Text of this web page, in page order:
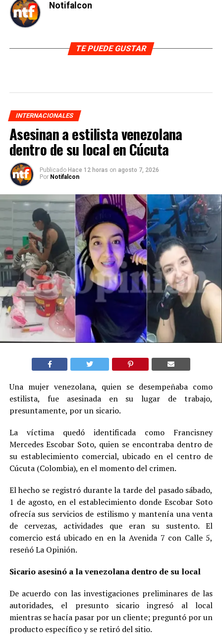
Notifalcon
TE PUEDE GUSTAR
INTERNACIONALES
Asesinan a estilista venezolana
dentro de su local en Cúcuta
Publicado Hace 12 horas on agosto 7, 2026
Por Notifalcon
Una mujer venezolana, quien se desempeñaba como
estilista, fue asesinada en su lugar de trabajo,
presuntamente, por un sicario.
La víctima quedó identificada como Francisney
Mercedes Escobar Soto, quien se encontraba dentro de
su establecimiento comercial, ubicado en el centro de
Cúcuta (Colombia), en el momento del crimen.
El hecho se registró durante la tarde del pasado sábado,
1 de agosto, en el establecimiento donde Escobar Soto
ofrecía sus servicios de estilismo y mantenía una venta
de cervezas, actividades que eran su sustento. El
comercio está ubicado en en la Avenida 7 con Calle 5,
reseñó La Opinión.
Sicario asesinó a la venezolana dentro de su local
De acuerdo con las investigaciones preliminares de las
autoridades, el presunto sicario ingresó al local
mientras se hacía pasar por un cliente; preguntó por un
producto específico y se retiró del sitio.